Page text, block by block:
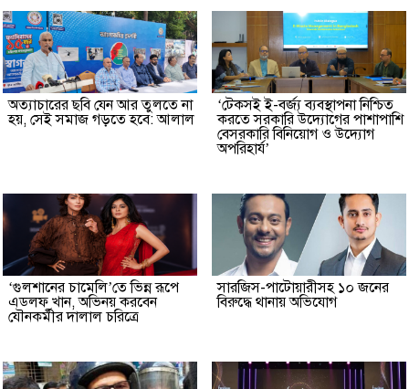
অত্যাচারের ছবি যেন আর তুলতে না
হয়, সেই সমাজ গড়তে হবে: আলাল
‘টেকসই ই-বর্জ্য ব্যবস্থাপনা নিশ্চিত
করতে সরকারি উদ্যোগের পাশাপাশি
বেসরকারি বিনিয়োগ ও উদ্যোগ
অপরিহার্য’
‘গুলশানের চামেলি’তে ভিন্ন রূপে
এডলফ খান, অভিনয় করবেন
যৌনকর্মীর দালাল চরিত্রে
সারজিস-পাটোয়ারীসহ ১০ জনের
বিরুদ্ধে থানায় অভিযোগ